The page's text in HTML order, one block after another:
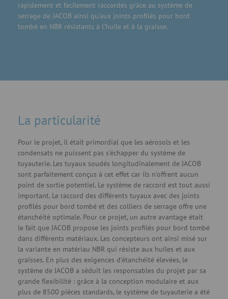
rapidement et facilement raccordés grâce au système de
serrage de JACOB ainsi qu'aux joints profilés pour bord
tombé en NBR résistants à l’huile et à la graisse.
La particularité
Pour le projet, il était primordial que les aérosols et les
condensats ne puissent pas s'échapper du système de
tuyauterie. Les tuyaux soudés longitudinalement de JACOB
sont parfaitement conçus à cet effet car ils n’offrent aucun
point de sortie potentiel. Le système de raccord est tout aussi
important. Le raccord des différents tuyaux avec des joints
profilés pour bord tombé et des colliers de serrage offre une
étanchéité optimale. Pour ce projet, un autre avantage était
le fait que JACOB propose les joints profilés pour bord tombé
dans différents matériaux. Les concepteurs ont ainsi misé sur
la variante en matériau NBR qui résiste aux huiles et aux
graisses. En plus des exigences d'étanchéité élevées, le
système de JACOB a séduit les responsables du projet par sa
grande flexibilité : grâce à la conception modulaire et aux
plus de 8500 pièces standards, le système de tuyauterie a été